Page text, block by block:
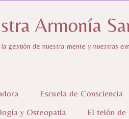
Armonía
gestión de nuestra mente y nuestras
Escuela de Consciencia
y Osteopatía El telón de